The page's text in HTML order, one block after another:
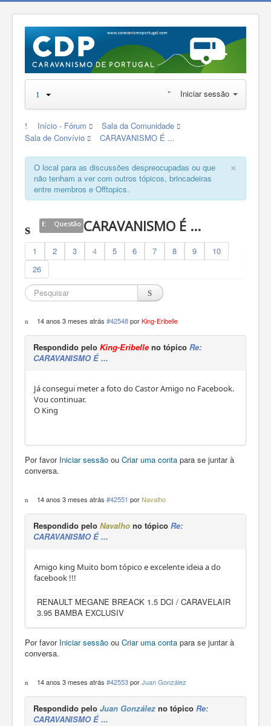
Iniciar sessão
Início - Fórum
Sala da Comunidade
Sala de Convívio
CARAVANISMO É ...
×
O local para as discussões despreocupadas ou que
não tenham a ver com outros tópicos, brincadeiras
entre membros e Offtopics.
Questão CARAVANISMO É ...
1 2 3 4 5 6 7 8 9
10
26
14 anos 3 meses atrás #42548 porKing-Eribelle
Respondido pelo King-Eribelleno tópico Re:
CARAVANISMO É ...
Já consegui meter a foto do Castor Amigo no Facebook.
Vou continuar.
O King
Por favor Iniciar sessão ou Criar uma conta para se juntar à
conversa.
14 anos 3 meses atrás #42551 porNavalho
Respondido pelo Navalho no tópico Re:
CARAVANISMO É ...
Amigo king Muito bom tópico e excelente ideia a do
facebook !!!
RENAULT MEGANE BREACK 1.5 DCI / CARAVELAIR
3.95 BAMBA EXCLUSIV
Por favor Iniciar sessão ou Criar uma conta para se juntar à
conversa.
14 anos 3 meses atrás #42553 porJuan González
Respondido pelo Juan González no tópico Re:
CARAVANISMO É ...